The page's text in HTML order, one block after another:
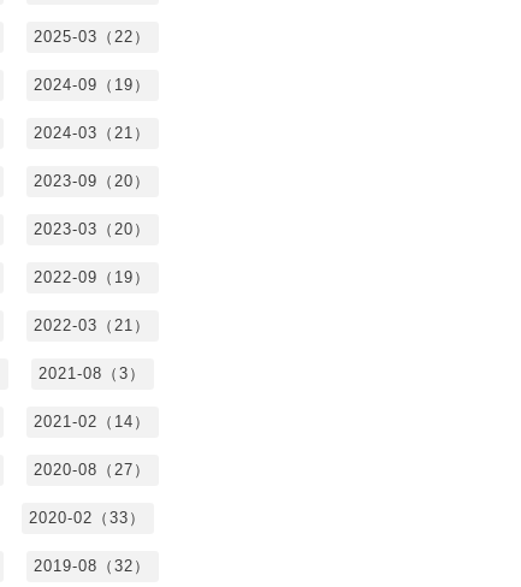
2025-03（22）
2024-09（19）
2024-03（21）
2023-09（20）
2023-03（20）
2022-09（19）
2022-03（21）
2021-08（3）
2021-02（14）
2020-08（27）
2020-02（33）
2019-08（32）